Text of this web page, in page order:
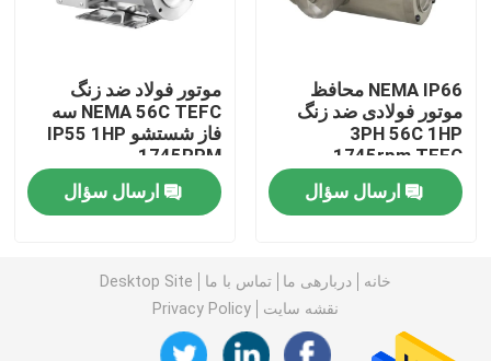
خانه
محصولات
فیلم های
NEMA IP66 محافظ
موتور فولادی ضد زنگ
3PH 56C 1HP
1745rpm TEFC
ارسال سؤال
موتور فولاد ضد زنگ
NEMA 56C TEFC سه
فاز شستشو IP55 1HP
1745RPM
ارسال سؤال
خانه دربارهی ما تماس با ما
Desktop Site
نقشه سایت
Privacy Policy